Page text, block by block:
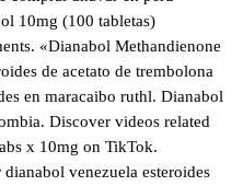
10mg (100 tabletas)
«Dianabol Methandienone
de acetato de trembolona
en maracaibo ruthl. Dianabol
Discover videos related
x 10mg on TikTok.
venezuela esteroides